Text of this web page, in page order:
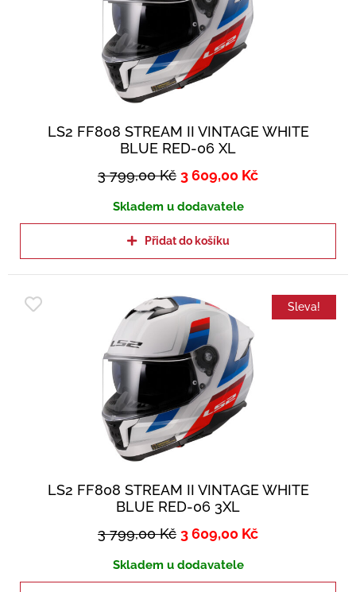
LS2 FF808 STREAM II VINTAGE WHITE
BLUE RED-06 XL
3 799,00Kč 3 609,00 Kč
Skladem u dodavatele
Přidat do košíku
Sleva!
LS2 FF808 STREAM II VINTAGE WHITE
BLUE RED-06 3XL
3 799,00Kč 3 609,00 Kč
Skladem u dodavatele